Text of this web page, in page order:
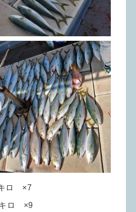
ロ ×7
ロ ×9